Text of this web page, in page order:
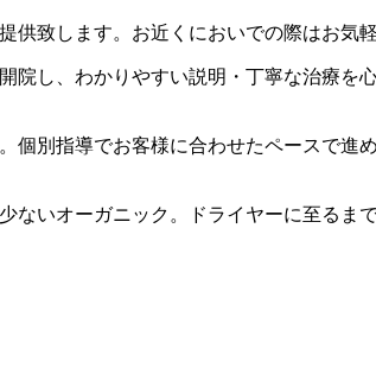
致します。お近くにおいでの際はお気
し、わかりやすい説明・丁寧な治療を
別指導でお客様に合わせたペースで進
いオーガニック。ドライヤーに至るま